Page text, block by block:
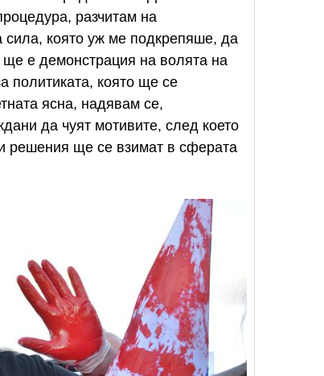
разчитам на
сила, която уж ме подкрепяше, да
е демонстрация на волята на
политиката, която ще се
ясна, надявам се,
да чуят мотивите, след което
решения ще се взимат в сферата